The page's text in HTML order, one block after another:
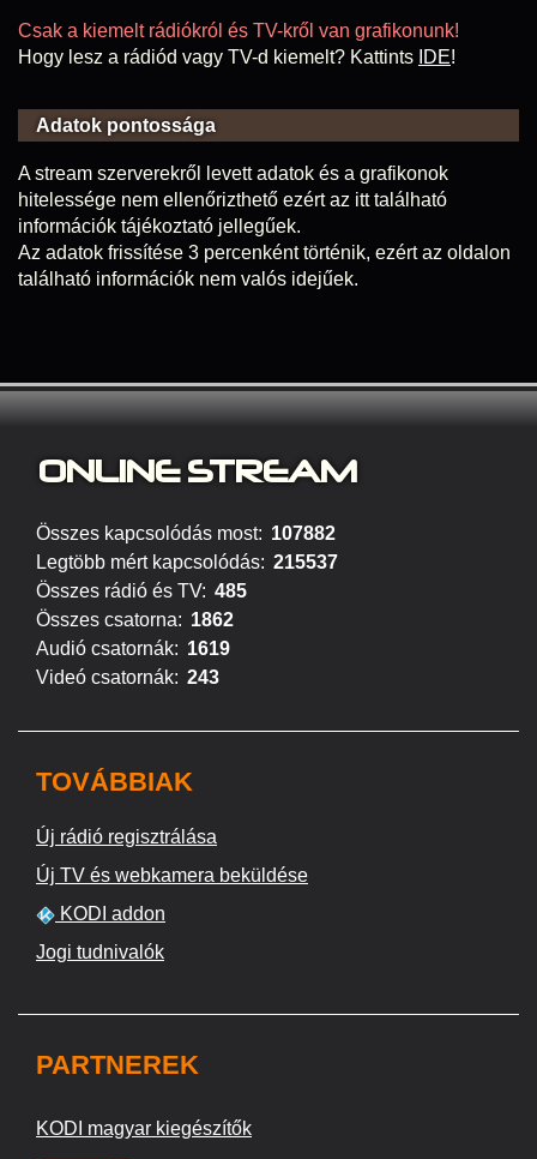
Csak a kiemelt rádiókról és TV-kről van grafikonunk!
Hogy lesz a rádiód vagy TV-d kiemelt? Kattints IDE!
Adatok pontossága
A stream szerverekről levett adatok és a grafikonok
hitelessége nem ellenőrizthető ezért az itt található
információk tájékoztató jellegűek.
Az adatok frissítése 3 percenként történik, ezért az oldalon
található információk nem valós idejűek.
ONLINE STREAM
Összes kapcsolódás most: 107882
Legtöbb mért kapcsolódás: 215537
Összes rádió és TV: 485
Összes csatorna: 1862
Audió csatornák: 1619
Videó csatornák: 243
TOVÁBBIAK
Új rádió regisztrálása
Új TV és webkamera beküldése
KODI addon
Jogi tudnivalók
PARTNEREK
KODI magyar kiegészítők